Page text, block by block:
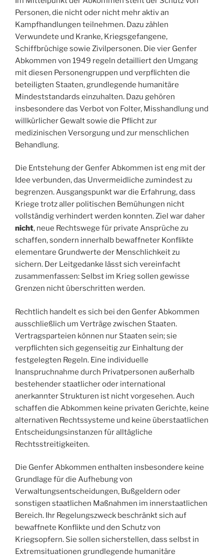
Personen, die nicht oder nicht mehr aktiv an
Kampfhandlungen teilnehmen. Dazu zählen
Verwundete und Kranke, Kriegsgefangene,
Schiffbrüchige sowie Zivilpersonen. Die vier Genfer
Abkommen von 1949 regeln detailliert den Umgang
mit diesen Personengruppen und verpflichten die
beteiligten Staaten, grundlegende humanitäre
Mindeststandards einzuhalten. Dazu gehören
insbesondere das Verbot von Folter, Misshandlung und
willkürlicher Gewalt sowie die Pflicht zur
medizinischen Versorgung und zur menschlichen
Behandlung.
Die Entstehung der Genfer Abkommen ist eng mit der
Idee verbunden, das Unvermeidliche zumindest zu
begrenzen. Ausgangspunkt war die Erfahrung, dass
Kriege trotz aller politischen Bemühungen nicht
vollständig verhindert werden konnten. Ziel war daher
nicht, neue Rechtswege für private Ansprüche zu
schaffen, sondern innerhalb bewaffneter Konflikte
elementare Grundwerte der Menschlichkeit zu
sichern. Der Leitgedanke lässt sich vereinfacht
zusammenfassen: Selbst im Krieg sollen gewisse
Grenzen nicht überschritten werden.
Rechtlich handelt es sich bei den Genfer Abkommen
ausschließlich um Verträge zwischen Staaten.
Vertragsparteien können nur Staaten sein; sie
verpflichten sich gegenseitig zur Einhaltung der
festgelegten Regeln. Eine individuelle
Inanspruchnahme durch Privatpersonen außerhalb
bestehender staatlicher oder international
anerkannter Strukturen ist nicht vorgesehen. Auch
schaffen die Abkommen keine privaten Gerichte, keine
alternativen Rechtssysteme und keine überstaatlichen
Entscheidungsinstanzen für alltägliche
Rechtsstreitigkeiten.
Die Genfer Abkommen enthalten insbesondere keine
Grundlage für die Aufhebung von
Verwaltungsentscheidungen, Bußgeldern oder
sonstigen staatlichen Maßnahmen im innerstaatlichen
Bereich. Ihr Regelungszweck beschränkt sich auf
bewaffnete Konflikte und den Schutz von
Kriegsopfern. Sie sollen sicherstellen, dass selbst in
Extremsituationen grundlegende humanitäre